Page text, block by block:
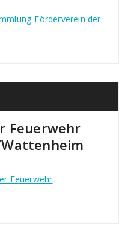
Förderverein der
Feuerwehr
Feuerwehr